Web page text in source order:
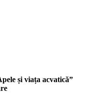
și viața acvatică”